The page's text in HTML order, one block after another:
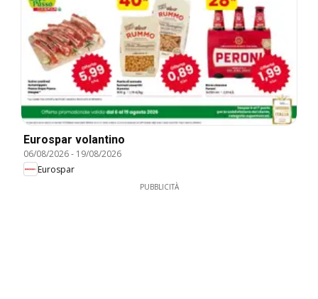
Eurospar volantino
06/08/2026- 19/08/2026
Eurospar
PUBBLICITÀ